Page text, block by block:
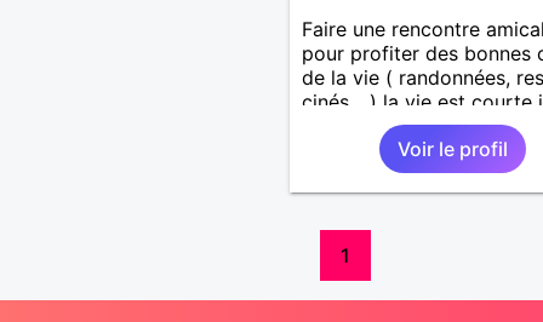
Faire une rencontre
pour profiter des bonnes
de la vie ( randonnées,
cinés….) la vie est courte
en profiter au maximum
prise de têteVoir le profil
1